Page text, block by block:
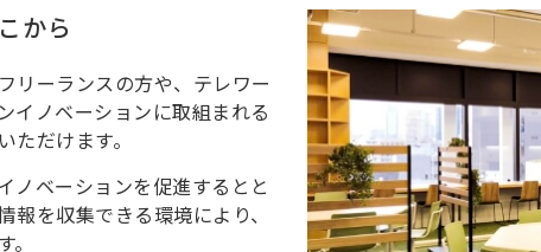
から
リーランスの方や、テレワー
イノベーションに取組まれる
ただけます。
ノベーションを促進するとと
報を収集できる環境により、